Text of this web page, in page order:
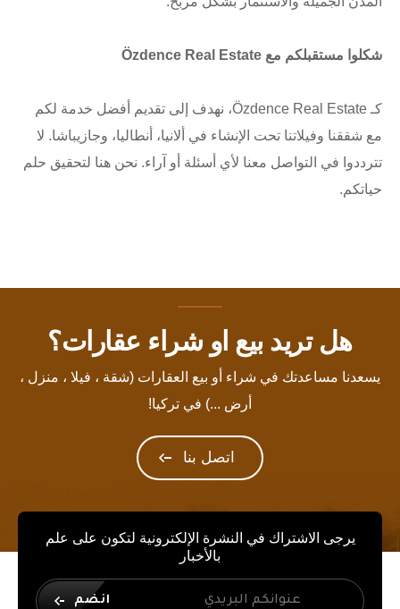
شكلوا مستقبلكم مع Özdence Real Estate
كـ Özdence Real Estate، نهدف إلى تقديم أفضل خدمة لكم
مع شققنا وفيلاتنا تحت الإنشاء في ألانيا، أنطاليا، وجازيباشا. لا
تترددوا في التواصل معنا لأي أسئلة أو آراء. نحن هنا لتحقيق حلم
حياتكم.
هل تريد بيع او شراء عقارات؟
يسعدنا مساعدتك في شراء أو بيع العقارات (شقة ، فيلا ، منزل ،
أرض ...) في تركيا!
اتصل بنا
يرجى الاشتراك في النشرة الإلكترونية لتكون على علم
بالأخبار
انضم